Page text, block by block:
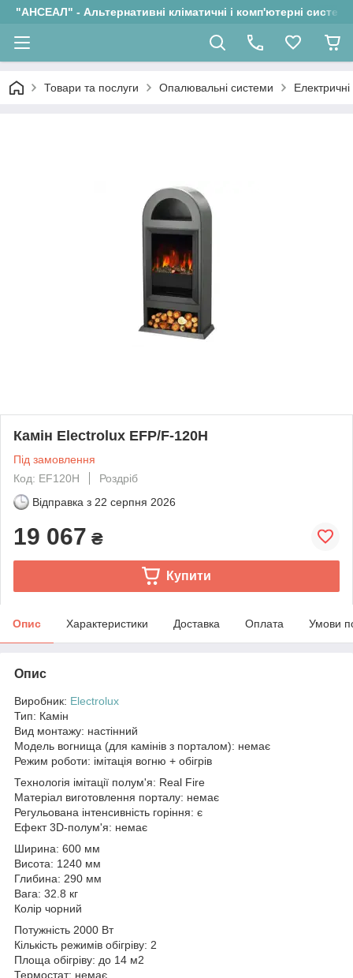
"АНСЕАЛ" - Альтернативні кліматичні і комп'ютерні системи
Товари та послуги Опалювальні системи
Камін Electrolux EFP/F-120H
Під замовлення
Код: EF120H
Роздріб
Відправка з 22 серпня 2026
19 067 ₴
Купити
Опис Характеристики Доставка Оплата Умови
Опис
Виробник: Electrolux
Тип: Камін
Вид монтажу: настінний
Модель вогнища (для камінів з порталом): немає
Режим роботи: імітація вогню + обігрів
Технологія імітації полум'я: Real Fire
Матеріал виготовлення порталу: немає
Регульована інтенсивність горіння: є
Ефект 3D-полум'я: немає
Ширина: 600 мм
Висота: 1240 мм
Глибина: 290 мм
Вага: 32.8 кг
Колір чорний
Потужність 2000 Вт
Кількість режимів обігріву: 2
Площа обігріву: до 14 м2
Термостат: немає